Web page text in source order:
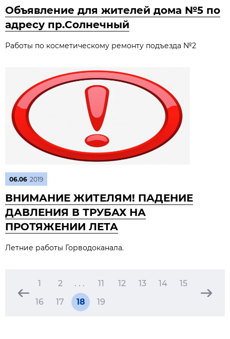
Объявление для жителей дома №5 по
адресу пр.Солнечный
Работы по косметическому ремонту подъезда №2
06.06 2019
ВНИМАНИЕ ЖИТЕЛЯМ! ПАДЕНИЕ
ДАВЛЕНИЯ В ТРУБАХ НА
ПРОТЯЖЕНИИ ЛЕТА
Летние работы Горводоканала.
1 2 . . . 11 12 13 14
15
16
17 18 19